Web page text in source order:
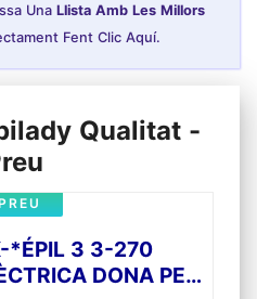
Una Llista Amb Les Millors
Fent Clic Aquí.
Qualitat -
*ÉPIL 3 3-270
DONA PER